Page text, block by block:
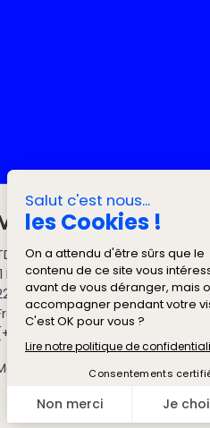
Contacter
Web Stratégies (Thomas
Rue René Descartes
Lannion
0631962172
légales